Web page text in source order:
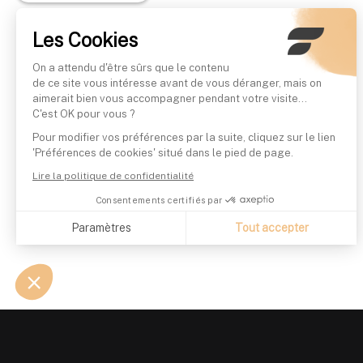
Les Cookies
On a attendu d'être sûrs que le contenu
de ce site vous intéresse avant de vous déranger, mais on
aimerait bien vous accompagner pendant votre visite...
C'est OK pour vous ?
Pour modifier vos préférences par la suite, cliquez sur le lien
'Préférences de cookies' situé dans le pied de page.
Lire la politique de confidentialité
Consentements certifiés par
Paramètres Tout accepter
Notre plateforme vous permet d'adapter et de gérer vos